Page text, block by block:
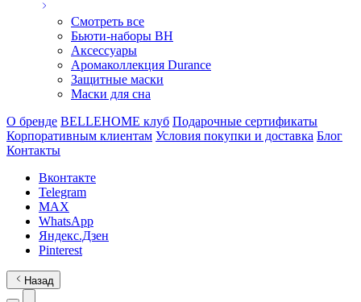
Смотреть все
Бьюти-наборы ВН
Аксессуары
Аромаколлекция Durance
Защитные маски
Маски для сна
О бренде BELLEHOME клуб Подарочные сертификаты
Корпоративным клиентам Условия покупки и доставка Блог
Контакты
Вконтакте
Telegram
MAX
WhatsApp
Яндекс.Дзен
Pinterest
Назад